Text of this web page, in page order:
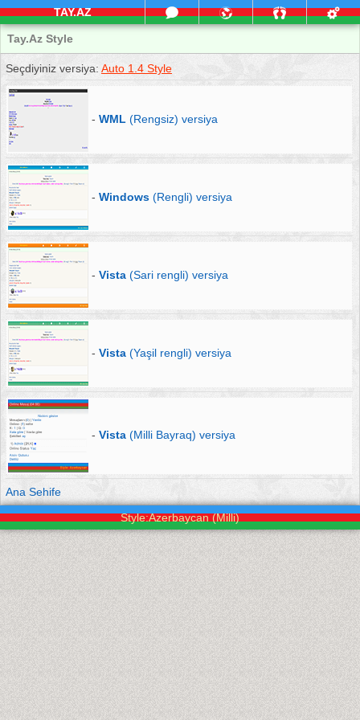
TAY.AZ
Tay.Az Style
Seçdiyiniz versiya: Auto 1.4 Style
- WML (Rengsiz) versiya
- Windows (Rengli) versiya
- Vista (Sari rengli) versiya
- Vista (Yaşil rengli) versiya
- Vista (Milli Bayraq) versiya
Ana Sehife
Style:Azerbaycan (Milli)